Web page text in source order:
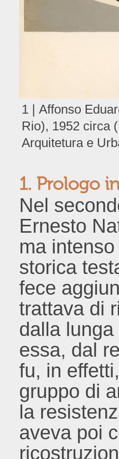
1 |Affonso
Rio), 1952 circa
Arquitetura e
1. Prologo
Nel
Ernesto
ma
storica
fece
trattava di
dalla
essa, dal
fu, in
gruppo di
la
aveva poi